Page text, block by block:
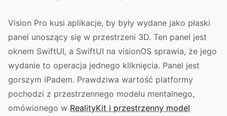
Vision Pro kusi aplikacje, by były wydane jako płaski
panel unoszący się w przestrzeni 3D. Ten panel jest
oknem SwiftUI, a SwiftUI na visionOS sprawia, że jego
wydanie to operacja jednego kliknięcia. Panel jest
gorszym iPadem. Prawdziwa wartość platformy
pochodzi z przestrzennego modelu mentalnego,
omówionego w RealityKit i przestrzenny model